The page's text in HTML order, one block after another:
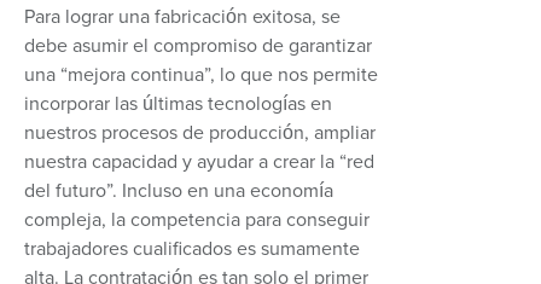
Para lograr una fabricación exitosa, se
debe asumir el compromiso de garantizar
una “mejora continua”, lo que nos permite
incorporar las últimas tecnologías en
nuestros procesos de producción, ampliar
nuestra capacidad y ayudar a crear la “red
del futuro”. Incluso en una economía
compleja, la competencia para conseguir
trabajadores cualificados es sumamente
alta. La contratación es tan solo el primer